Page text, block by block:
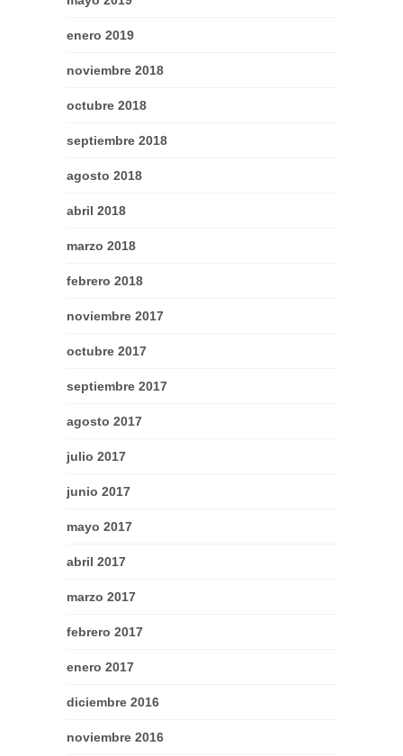
enero 2019
noviembre 2018
octubre 2018
septiembre 2018
agosto 2018
abril 2018
marzo 2018
febrero 2018
noviembre 2017
octubre 2017
septiembre 2017
agosto 2017
julio 2017
junio 2017
mayo 2017
abril 2017
marzo 2017
febrero 2017
enero 2017
diciembre 2016
noviembre 2016